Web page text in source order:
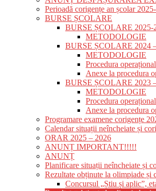
Perioadă corigențe an școlar
BURSE ȘCOLARE
BURSE ȘCOLARE 2025-
METODOLOGIE
BURSE ȘCOLARE 2024
METODOLOGIE
Procedura
Anexe la procedura
BURSE ȘCOLARE 2023
METODOLOGIE
Procedura
Anexe la procedura
Programare examene corigențe
Calendar situații neîncheiate și
ORAR 2025 – 2026
ANUNȚ IMPORTANT!!!!!
ANUNȚ
Planificare situații neîncheiate și
Rezultate obținute la olimpiade și
Concursul „Știu și aplic”,